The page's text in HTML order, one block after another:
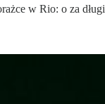
w Rio: o za